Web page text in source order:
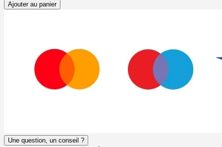
Ajouter au panier
Une question, un conseil ?